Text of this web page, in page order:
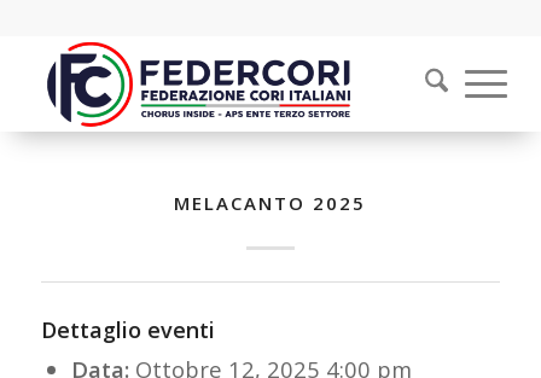
MELACANTO 2025
Dettaglio eventi
Data: Ottobre 12, 2025 4:00 pm